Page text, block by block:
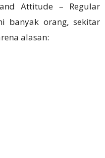
Attitude – Regular
banyak orang, sekitar
alasan: